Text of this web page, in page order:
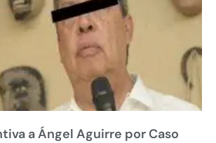
a Ángel Aguirre por Caso